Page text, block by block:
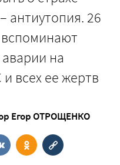
антиутопия. 26
на
всех ее жертв
Егор ОТРОЩЕНКО